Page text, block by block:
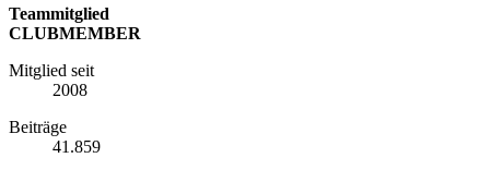
Teammitglied
CLUBMEMBER
Mitglied seit
2008
Beiträge
41.859